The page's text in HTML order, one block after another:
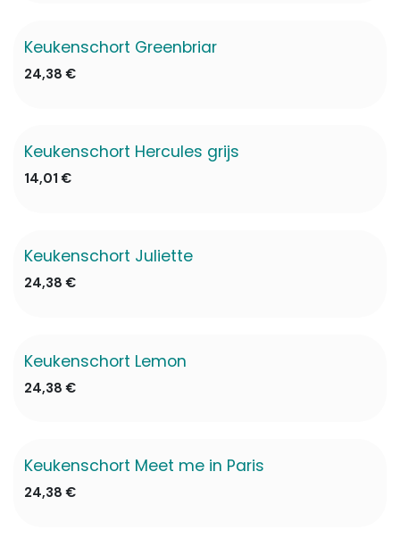
✖ Niet op voorraad
Keukenschort Greenbriar
24,38 €
Keukenschort Hercules grijs
14,01 €
Keukenschort Juliette
24,38 €
Keukenschort Lemon
24,38 €
Keukenschort Meet me in Paris
24,38 €